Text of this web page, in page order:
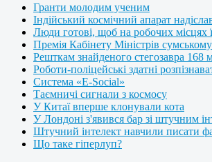
Гранти молодим ученим
Індійський космічний апарат
Люди готові, щоб на робочих місцях
Премія Кабінету Міністрів
Решткам знайденого стегозавра 168
Роботи-поліцейські здатні
Система «E-Social»
Таємничі сигнали з космосу
У Китаї вперше клонували кота
У Лондоні з'явився бар зі штучним
Штучний інтелект навчили писати
Що таке гіперлуп?